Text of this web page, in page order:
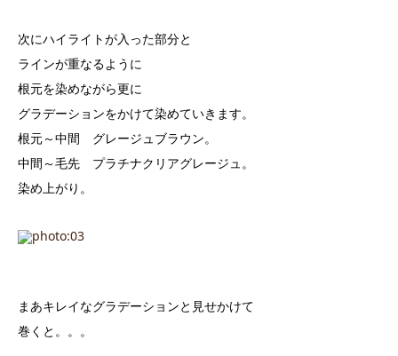
次にハイライトが入った部分と
ラインが重なるように
根元を染めながら更に
グラデーションをかけて染めていきます。
根元～中間 グレージュブラウン。
中間～毛先 プラチナクリアグレージュ。
染め上がり。
まあキレイなグラデーションと見せかけて
巻くと。。。